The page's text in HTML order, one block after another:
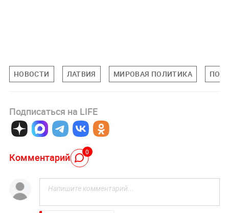
НОВОСТИ ЛАТВИЯ МИРОВАЯ ПОЛИТИКА
Подписаться на LIFE
Комментарий 0